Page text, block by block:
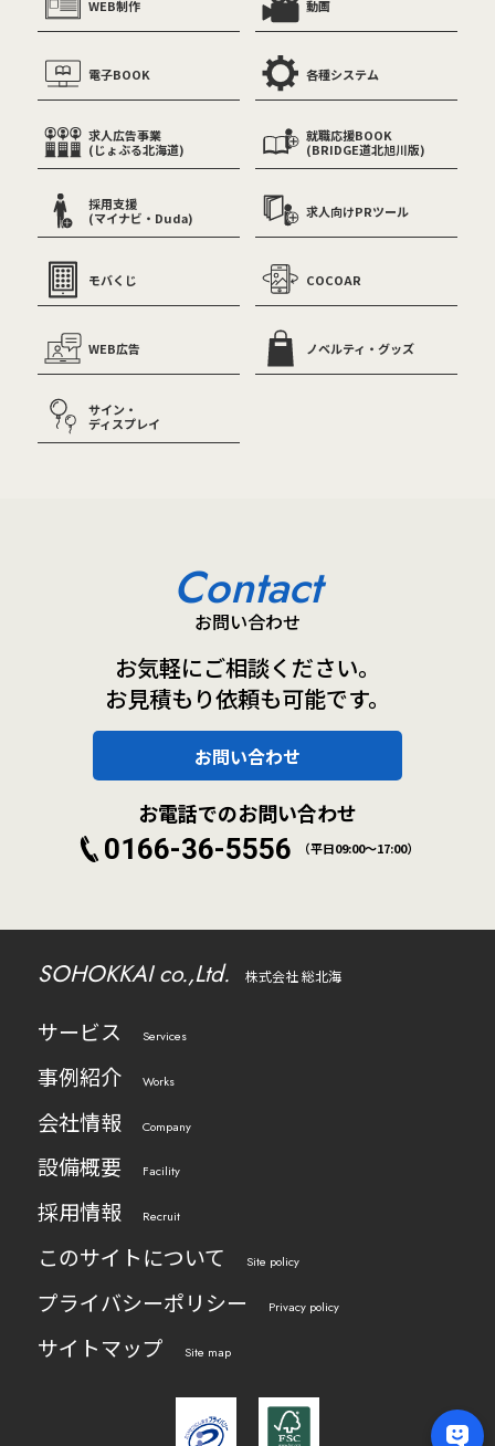
WEB制作 動画
電子BOOK 各種システム
求人広告事業
(じょぶる北海道)
就職応援BOOK
(BRIDGE道北旭川版)
採用支援
(マイナビ・Duda)
求人向けPRツール
モバくじ COCOAR
WEB広告 ノベルティ・グッズ
サイン・
ディスプレイ
Contact
お問い合わせ
お気軽にご相談ください。
お見積もり依頼も可能です。
お問い合わせ
お電話でのお問い合わせ
0166-36-5556 （平日09:00～17:00）
SOHOKKAI co.,Ltd. 株式会社 総北海
サービス Services
事例紹介 Works
会社情報 Company
設備概要 Facility
採用情報 Recruit
このサイトについて Site policy
プライバシーポリシー Privacy policy
サイトマップ Site map